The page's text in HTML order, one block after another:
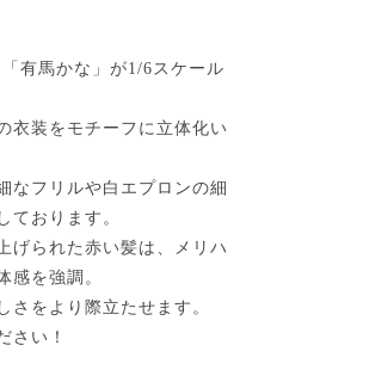
有馬かな」が1/6スケール
衣装をモチーフに立体化い
なフリルや白エプロンの細
ております。
げられた赤い髪は、メリハ
感を強調。
さをより際立たせます。
さい！